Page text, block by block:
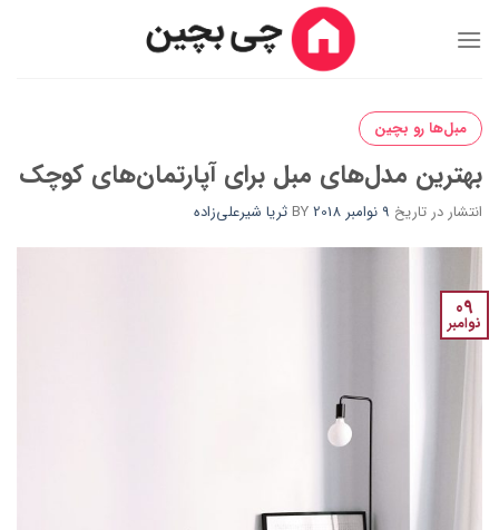
مبل‌ها رو بچین
بهترین مدل‌های مبل‎ برای آپارتمان‌های کوچک
انتشار در تاریخ 9 نوامبر 2018 BYثریا شیرعلی‌زاده
09
نوامبر